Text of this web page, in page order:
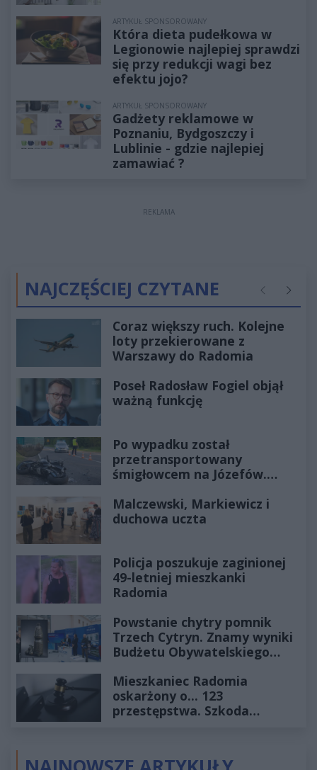
ARTYKUŁ SPONSOROWANY
Która dieta pudełkowa w
Legionowie najlepiej sprawdzi
się przy redukcji wagi bez
efektu jojo?
ARTYKUŁ SPONSOROWANY
Gadżety reklamowe w
Poznaniu, Bydgoszczy i
Lublinie - gdzie najlepiej
zamawiać ?
REKLAMA
NAJCZĘŚCIEJ CZYTANE Poprzednie
Coraz większy ruch. Kolejne
loty przekierowane z
Warszawy do Radomia
Poseł Radosław Fogiel objął
ważną funkcję
Po wypadku został
przetransportowany
śmigłowcem na Józefów.
Malczewski, Markiewicz i
duchowa uczta
Policja poszukuje zaginionej
49-letniej mieszkanki
Radomia
Powstanie chytry pomnik
Trzech Cytryn. Znamy wyniki
Budżetu Obywatelskiego
Mieszkaniec Radomia
oskarżony o... 123
przestępstwa. Szkoda